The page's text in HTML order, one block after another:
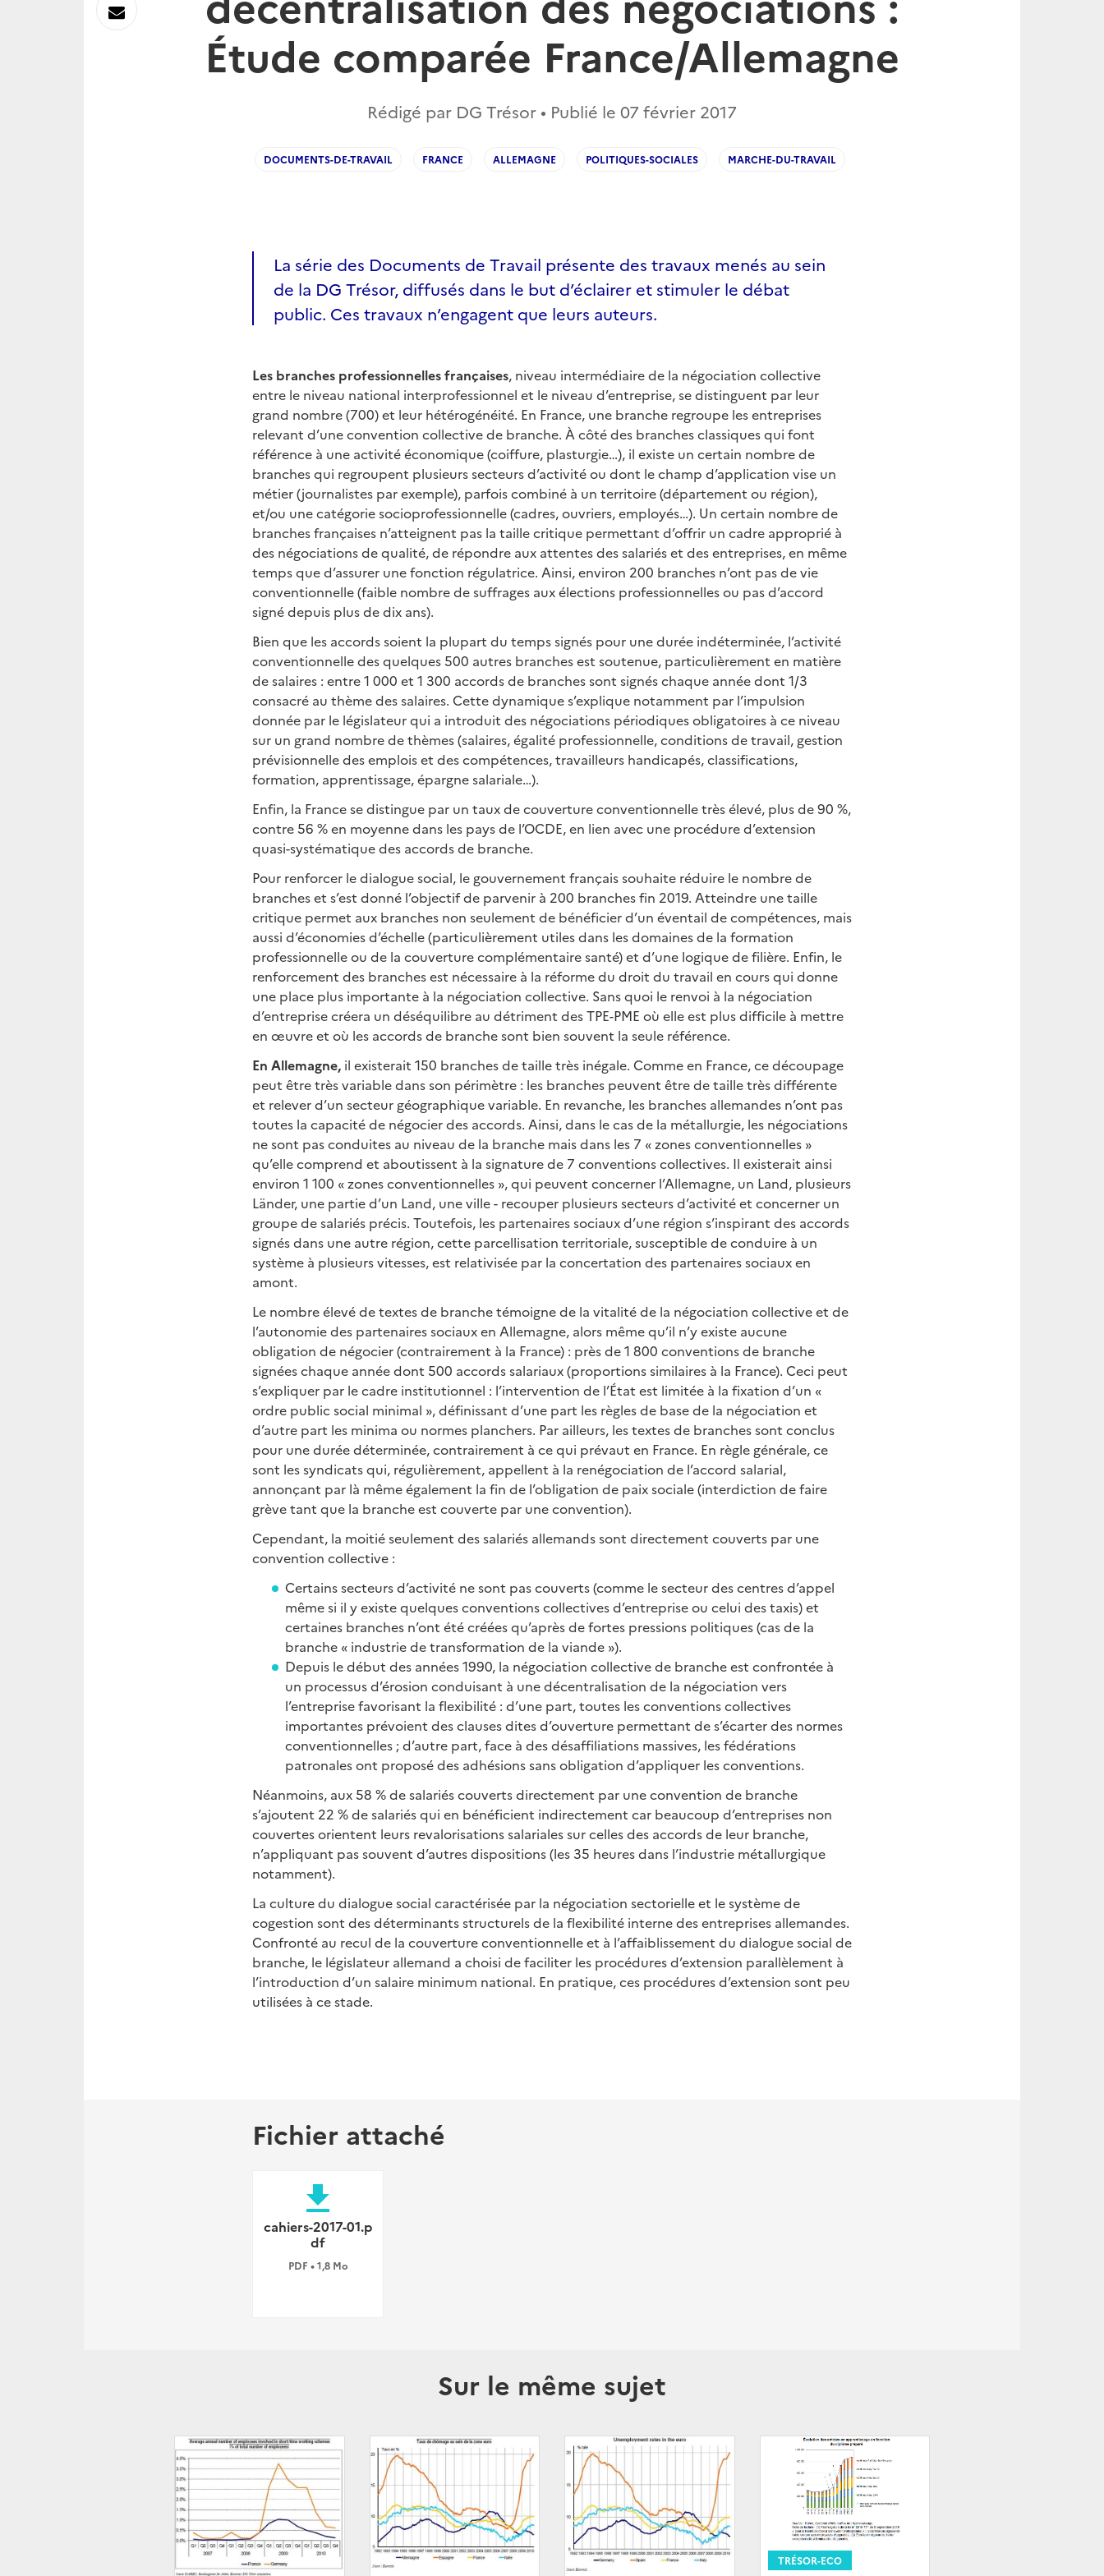
Étude comparée France/Allemagne
Rédigé par DG Trésor • Publié le 07 février 2017
DOCUMENTS-DE-TRAVAIL FRANCE ALLEMAGNE POLITIQUES-SOCIALES MARCHE-DU-TRAVAIL
La série des Documents de Travail présente des travaux menés au sein
de la DG Trésor, diffusés dans le but d’éclairer et stimuler le débat
public. Ces travaux n’engagent que leurs auteurs.
Les branches professionnelles françaises, niveau intermédiaire de la négociation collective
entre le niveau national interprofessionnel et le niveau d’entreprise, se distinguent par leur
grand nombre (700) et leur hétérogénéité. En France, une branche regroupe les entreprises
relevant d’une convention collective de branche. À côté des branches classiques qui font
référence à une activité économique (coiffure, plasturgie…), il existe un certain nombre de
branches qui regroupent plusieurs secteurs d’activité ou dont le champ d’application vise un
métier (journalistes par exemple), parfois combiné à un territoire (département ou région),
et/ou une catégorie socioprofessionnelle (cadres, ouvriers, employés…). Un certain nombre de
branches françaises n’atteignent pas la taille critique permettant d’offrir un cadre approprié à
des négociations de qualité, de répondre aux attentes des salariés et des entreprises, en même
temps que d’assurer une fonction régulatrice. Ainsi, environ 200 branches n’ont pas de vie
conventionnelle (faible nombre de suffrages aux élections professionnelles ou pas d’accord
signé depuis plus de dix ans).
Bien que les accords soient la plupart du temps signés pour une durée indéterminée, l’activité
conventionnelle des quelques 500 autres branches est soutenue, particulièrement en matière
de salaires : entre 1 000 et 1 300 accords de branches sont signés chaque année dont 1/3
consacré au thème des salaires. Cette dynamique s’explique notamment par l’impulsion
donnée par le législateur qui a introduit des négociations périodiques obligatoires à ce niveau
sur un grand nombre de thèmes (salaires, égalité professionnelle, conditions de travail, gestion
prévisionnelle des emplois et des compétences, travailleurs handicapés, classifications,
formation, apprentissage, épargne salariale…).
Enfin, la France se distingue par un taux de couverture conventionnelle très élevé, plus de 90 %,
contre 56 % en moyenne dans les pays de l’OCDE, en lien avec une procédure d’extension
quasi-systématique des accords de branche.
Pour renforcer le dialogue social, le gouvernement français souhaite réduire le nombre de
branches et s’est donné l’objectif de parvenir à 200 branches fin 2019. Atteindre une taille
critique permet aux branches non seulement de bénéficier d’un éventail de compétences, mais
aussi d’économies d’échelle (particulièrement utiles dans les domaines de la formation
professionnelle ou de la couverture complémentaire santé) et d’une logique de filière. Enfin, le
renforcement des branches est nécessaire à la réforme du droit du travail en cours qui donne
une place plus importante à la négociation collective. Sans quoi le renvoi à la négociation
d’entreprise créera un déséquilibre au détriment des TPE-PME où elle est plus difficile à mettre
en œuvre et où les accords de branche sont bien souvent la seule référence.
En Allemagne, il existerait 150 branches de taille très inégale. Comme en France, ce découpage
peut être très variable dans son périmètre : les branches peuvent être de taille très différente
et relever d’un secteur géographique variable. En revanche, les branches allemandes n’ont pas
toutes la capacité de négocier des accords. Ainsi, dans le cas de la métallurgie, les négociations
ne sont pas conduites au niveau de la branche mais dans les 7 « zones conventionnelles »
qu’elle comprend et aboutissent à la signature de 7 conventions collectives. Il existerait ainsi
environ 1 100 « zones conventionnelles », qui peuvent concerner l’Allemagne, un Land, plusieurs
Länder, une partie d’un Land, une ville - recouper plusieurs secteurs d’activité et concerner un
groupe de salariés précis. Toutefois, les partenaires sociaux d’une région s’inspirant des accords
signés dans une autre région, cette parcellisation territoriale, susceptible de conduire à un
système à plusieurs vitesses, est relativisée par la concertation des partenaires sociaux en
amont.
Le nombre élevé de textes de branche témoigne de la vitalité de la négociation collective et de
l’autonomie des partenaires sociaux en Allemagne, alors même qu’il n’y existe aucune
obligation de négocier (contrairement à la France) : près de 1 800 conventions de branche
signées chaque année dont 500 accords salariaux (proportions similaires à la France). Ceci peut
s’expliquer par le cadre institutionnel : l’intervention de l’État est limitée à la fixation d’un «
ordre public social minimal », définissant d’une part les règles de base de la négociation et
d’autre part les minima ou normes planchers. Par ailleurs, les textes de branches sont conclus
pour une durée déterminée, contrairement à ce qui prévaut en France. En règle générale, ce
sont les syndicats qui, régulièrement, appellent à la renégociation de l’accord salarial,
annonçant par là même également la fin de l’obligation de paix sociale (interdiction de faire
grève tant que la branche est couverte par une convention).
Cependant, la moitié seulement des salariés allemands sont directement couverts par une
convention collective :
Certains secteurs d’activité ne sont pas couverts (comme le secteur des centres d’appel
même si il y existe quelques conventions collectives d’entreprise ou celui des taxis) et
certaines branches n’ont été créées qu’après de fortes pressions politiques (cas de la
branche « industrie de transformation de la viande »).
Depuis le début des années 1990, la négociation collective de branche est confrontée à
un processus d’érosion conduisant à une décentralisation de la négociation vers
l’entreprise favorisant la flexibilité : d’une part, toutes les conventions collectives
importantes prévoient des clauses dites d’ouverture permettant de s’écarter des normes
conventionnelles ; d’autre part, face à des désaffiliations massives, les fédérations
patronales ont proposé des adhésions sans obligation d’appliquer les conventions.
Néanmoins, aux 58 % de salariés couverts directement par une convention de branche
s’ajoutent 22 % de salariés qui en bénéficient indirectement car beaucoup d’entreprises non
couvertes orientent leurs revalorisations salariales sur celles des accords de leur branche,
n’appliquant pas souvent d’autres dispositions (les 35 heures dans l’industrie métallurgique
notamment).
La culture du dialogue social caractérisée par la négociation sectorielle et le système de
cogestion sont des déterminants structurels de la flexibilité interne des entreprises allemandes.
Confronté au recul de la couverture conventionnelle et à l’affaiblissement du dialogue social de
branche, le législateur allemand a choisi de faciliter les procédures d’extension parallèlement à
l’introduction d’un salaire minimum national. En pratique, ces procédures d’extension sont peu
utilisées à ce stade.
Fichier attaché
file_download
cahiers-2017-01.p
df
PDF • 1,8 Mo
Sur le même sujet
TRÉSOR-ECO
Envoyer